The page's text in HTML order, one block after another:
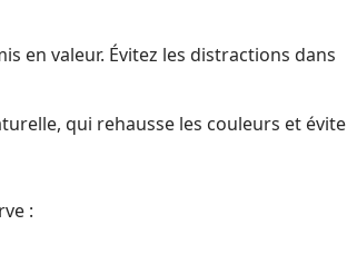
en valeur. Évitez les distractions dans
qui rehausse les couleurs et évite
: